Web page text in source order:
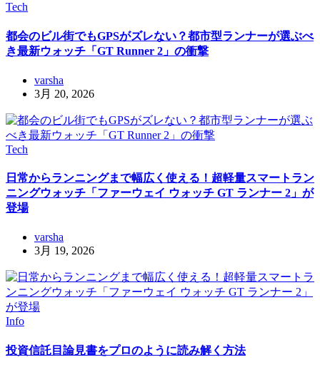
Tech
都会のビル街でもGPSがズレない？都市型ランナーが選ぶべ
き最新ウォッチ「GT Runner 2」の衝撃
varsha
3月 20, 2026
Tech
日常からランニングまで幅広く使える！超軽量スマートラン
ニングウォッチ「ファーウェイ ウォッチ GT ランナー 2」が
登場
varsha
3月 19, 2026
Info
投資信託目論見書をプロのように読み解く方法